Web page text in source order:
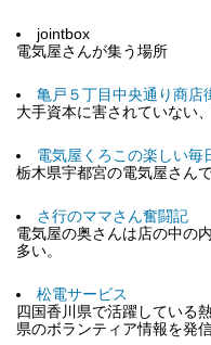
jointbox
電気屋さんが集う場所
亀戸５丁目中央通り商店
大手資本に害されていない
電気屋くろこの楽しい毎
栃木県宇都宮の電気屋さん
さ行のママさん奮闘記
電気屋の奥さんは店の中の
多い。
松電サービス
四国香川県で活躍している
県のボランティア情報を発